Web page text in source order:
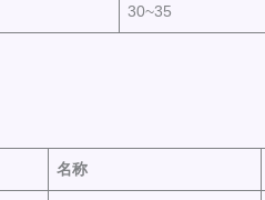
30~35
名称